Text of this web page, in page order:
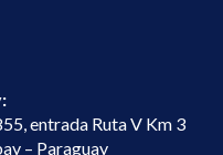
entrada Ruta V Km 3
– Paraguay